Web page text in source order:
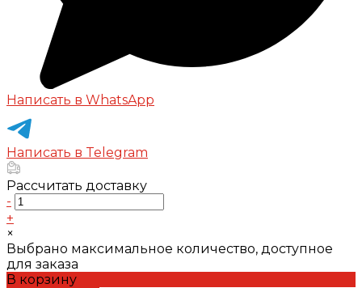
Написать в WhatsApp
Написать в Telegram
Рассчитать доставку
-
+
×
Выбрано максимальное количество, доступное
для заказа
В корзину